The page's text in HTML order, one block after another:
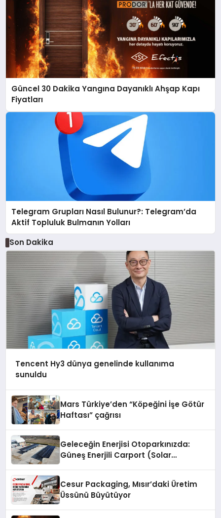
Güncel 30 Dakika Yangına Dayanıklı Ahşap Kapı
Fiyatları
Telegram Grupları Nasıl Bulunur?: Telegram’da
Aktif Topluluk Bulmanın Yolları
Son Dakika
Tencent Hy3 dünya genelinde kullanıma
sunuldu
Mars Türkiye’den “Köpeğini İşe Götür
Haftası” çağrısı
Geleceğin Enerjisi Otoparkınızda:
Güneş Enerjili Carport (Solar
Cesur Packaging, Mısır’daki Üretim
Üssünü Büyütüyor